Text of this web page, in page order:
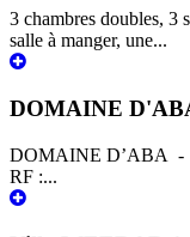
3 chambres doubles, 3
salle à manger, une...
DOMAINE
DOMAINE D’ABA
RF :...